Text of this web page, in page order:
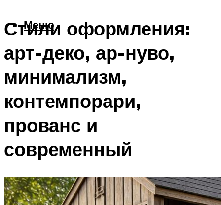
Меню
Стили оформления:
арт-деко, ар-нуво,
минимализм,
контемпорари,
прованс и
современный